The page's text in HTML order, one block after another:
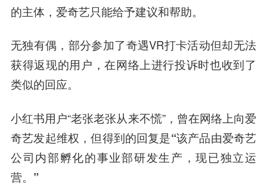
的主体，爱奇艺只能给予建议和帮助。
无独有偶，部分参加了奇遇VR打卡活动但却无法
获得返现的用户，在网络上进行投诉时也收到了
类似的回应。
小红书用户“老张老张从来不慌”，曾在网络上向爱
奇艺发起维权，但得到的回复是“该产品由爱奇艺
公司内部孵化的事业部研发生产，现已独立运
营。”